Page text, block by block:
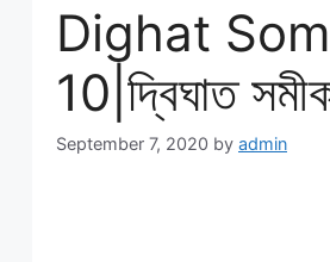
Dighat
10|দ্বিঘাত
September 7, 2020 by admin